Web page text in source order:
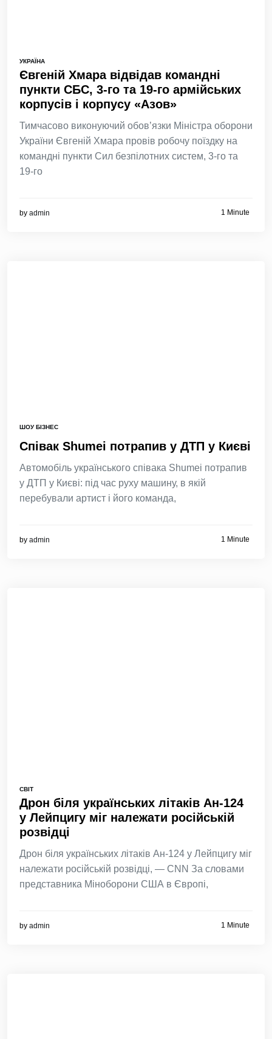
УКРАЇНА
Євгеній Хмара відвідав командні
пункти СБС, 3-го та 19-го армійських
корпусів і корпусу «Азов»
Тимчасово виконуючий обов’язки Міністра оборони
України Євгеній Хмара провів робочу поїздку на
командні пункти Сил безпілотних систем, 3-го та
19-го
by admin 1 Minute
ШОУ БІЗНЕС
Співак Shumei потрапив у ДТП у Києві
Автомобіль українського співака Shumei потрапив
у ДТП у Києві: під час руху машину, в якій
перебували артист і його команда,
by admin 1 Minute
СВІТ
Дрон біля українських літаків Ан-124
у Лейпцигу міг належати російській
розвідці
Дрон біля українських літаків Ан-124 у Лейпцигу міг
належати російській розвідці, — CNN За словами
представника Міноборони США в Європі,
by admin 1 Minute